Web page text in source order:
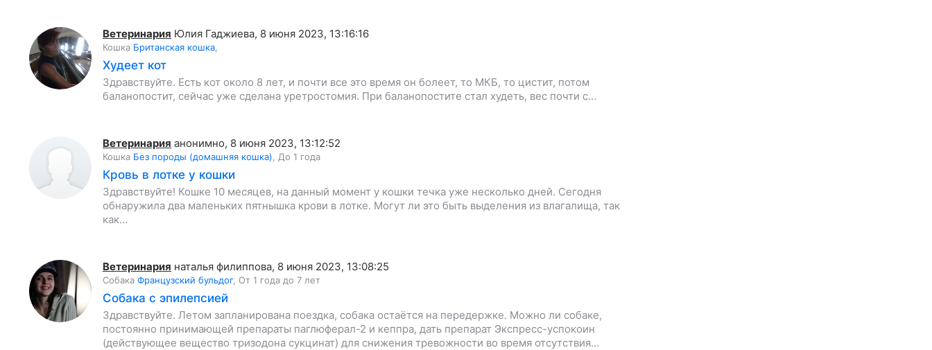
Ветеринария Юлия Гаджиева, 8 июня 2023, 13:16:16
Кошка Британская кошка
Худеет кот
Здравствуйте. Есть кот около 8 лет, и почти все это время он болеет, то МКБ, то цистит, потом
баланопостит, сейчас уже сделана уретростомия. При баланопостите стал худеть, вес почти с…
Ветеринария анонимно, 8 июня 2023, 13:12:52
Кошка Без породы (домашняя кошка) До 1 года
Кровь в лотке у кошки
Здравствуйте! Кошке 10 месяцев, на данный момент у кошки течка уже несколько дней. Сегодня
обнаружила два маленьких пятнышка крови в лотке. Могут ли это быть выделения из влагалища, так
как…
Ветеринария наталья филиппова, 8 июня 2023, 13:08:25
Собака Французский бульдог, От 1 года до 7 лет
Собака с эпилепсией
Здравствуйте. Летом запланирована поездка, собака остаётся на передержке. Можно ли собаке,
постоянно принимающей препараты паглюферал-2 и кеппра, дать препарат Экспресс-успокоин
(действующее вещество тризодона сукцинат) для снижения тревожности во время отсутствия…